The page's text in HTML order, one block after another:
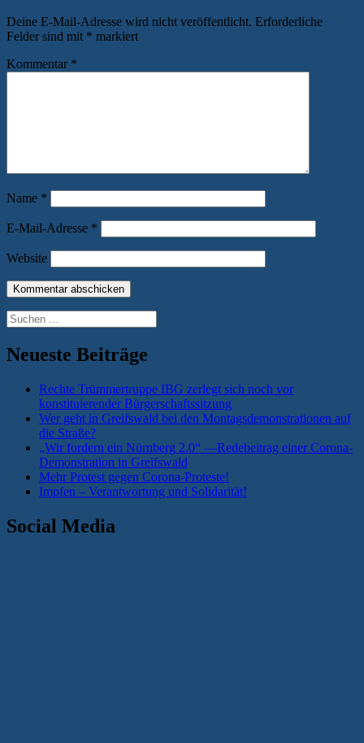
Deine E-Mail-Adresse wird nicht veröffentlicht. Erforderliche
Felder sind mit * markiert
Kommentar *
Name *
E-Mail-Adresse *
Website
Suchen
nach:
Neueste Beiträge
Rechte Trümmertruppe IBG zerlegt sich noch vor
konstituierender Bürgerschaftssitzung
Wer geht in Greifswald bei den Montagsdemonstrationen auf
die Straße?
„Wir fordern ein Nürnberg 2.0“ —Redebeitrag einer Corona-
Demonstration in Greifswald
Mehr Protest gegen Corona-Proteste!
Impfen – Verantwortung und Solidarität!
Social Media